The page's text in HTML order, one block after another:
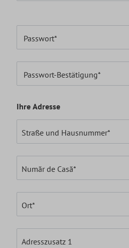
Passwort*
Passwort-Bestätigung*
Ihre Adresse
Straße und Hausnummer*
Număr de Casă*
Ort*
Adresszusatz 1